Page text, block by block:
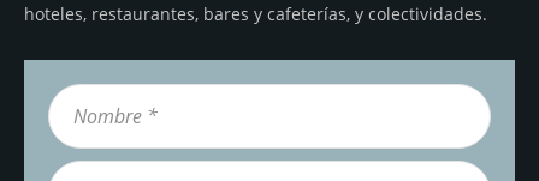
hoteles, restaurantes, bares y cafeterías, y colectividades.